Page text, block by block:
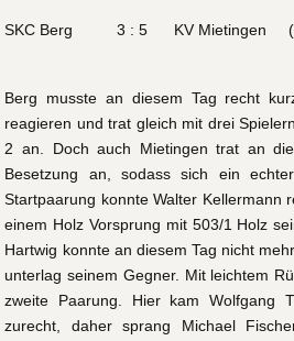
SKC Berg 3 : 5 KV Mietingen
Berg musste an diesem Tag recht
reagieren und trat gleich mit drei
2 an. Doch auch Mietingen trat an
Besetzung an, sodass sich ein
Startpaarung konnte Walter Kellermann
einem Holz Vorsprung mit 503/1 Holz
Hartwig konnte an diesem Tag nicht
unterlag seinem Gegner. Mit leichtem
zweite Paarung. Hier kam Wolfgang
zurecht, daher sprang Michael